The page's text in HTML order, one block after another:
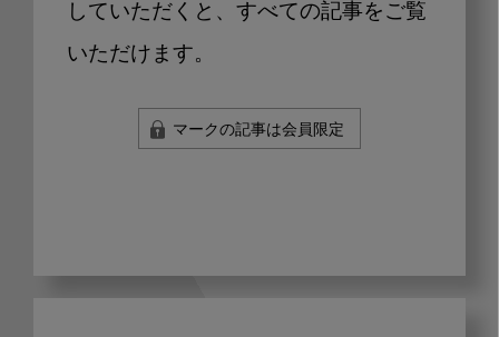
していただくと、すべての記事をご覧
いただけます。
マークの記事は会員限定